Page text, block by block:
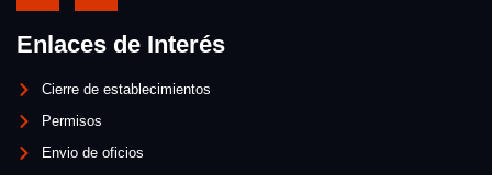
Enlaces de Interés
Cierre de establecimientos
Permisos
Envio de oficios